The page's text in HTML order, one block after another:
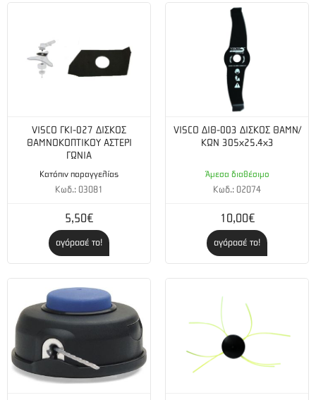
VISCO ΓΚΙ-027 ΔΙΣΚΟΣ
ΘΑΜΝΟΚΟΠΤΙΚΟΥ ΑΣΤΕΡΙ
ΓΩΝΙΑ
Κατόπιν παραγγελίας
Κωδ.: 03081
5,50€
αγόρασέ το!
VISCO ΔΙΘ-003 ΔΙΣΚΟΣ ΘΑΜΝ/
ΚΩΝ 305x25.4x3
Άμεσα διαθέσιμο
Κωδ.: 02074
10,00€
αγόρασέ το!